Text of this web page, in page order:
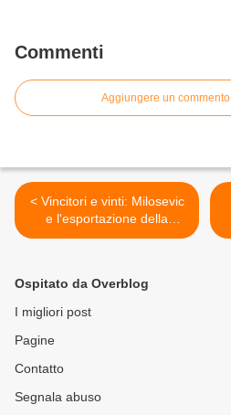
Commenti
Aggiungere un commento
< Vincitori e vinti: Milosevic
e l'esportazione della
democrazia
Ospitato da Overblog
I migliori post
Pagine
Contatto
Segnala abuso